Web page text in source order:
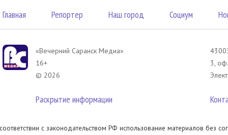
Главная Репортер Наш город Социум
«Вечерний Саранск Mедиа»
16+
© 2026
Раскрытие информации
3,
с законодательством РФ использование материалов без